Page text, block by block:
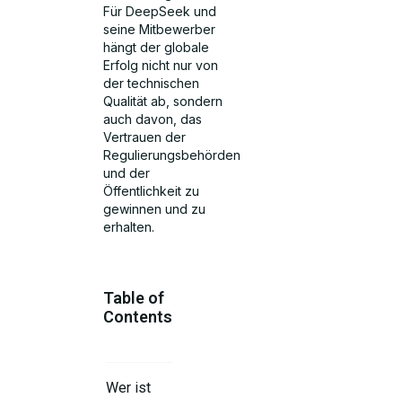
Für DeepSeek und
seine Mitbewerber
hängt der globale
Erfolg nicht nur von
der technischen
Qualität ab, sondern
auch davon, das
Vertrauen der
Regulierungsbehörden
und der
Öffentlichkeit zu
gewinnen und zu
erhalten.
Table of
Contents
Wer ist